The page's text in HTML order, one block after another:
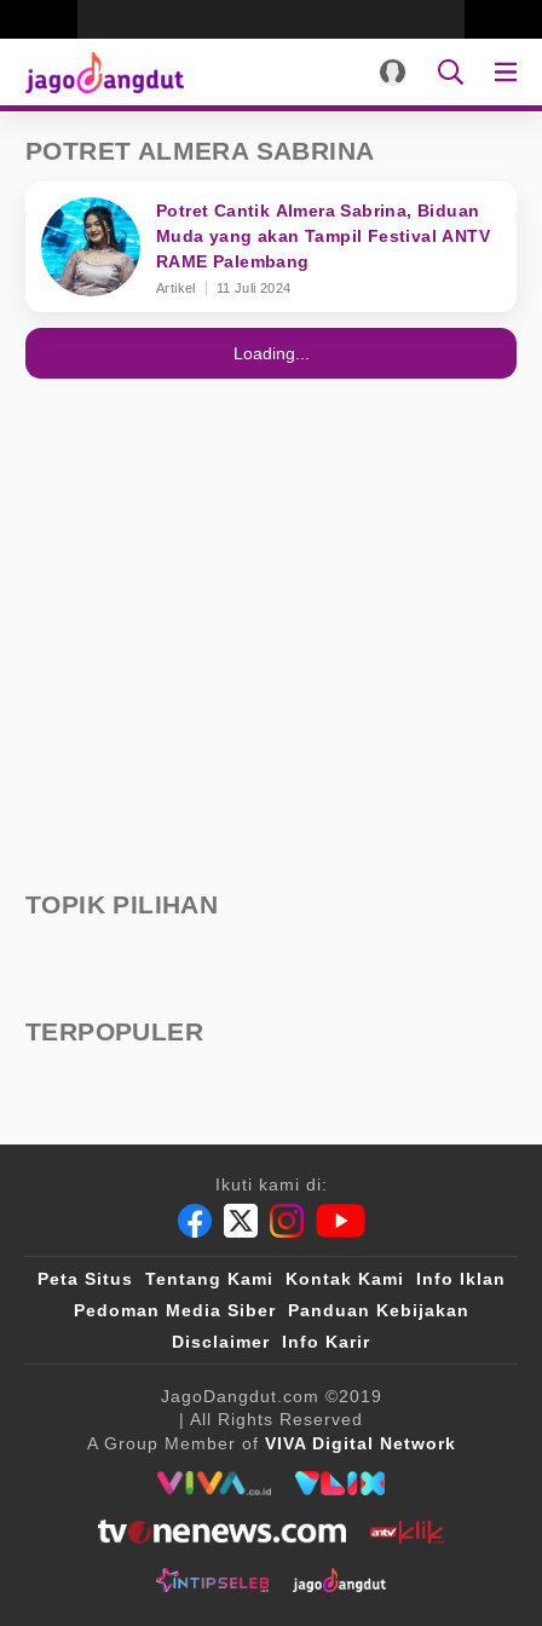
POTRET ALMERA SABRINA
Potret Cantik Almera Sabrina, Biduan
Muda yang akan Tampil Festival ANTV
RAME Palembang
Artikel 11 Juli 2024
Loading...
TOPIK PILIHAN
TERPOPULER
Ikuti kami di:
Peta Situs Tentang Kami Kontak Kami
Info Iklan
Pedoman Media Siber
Panduan Kebijakan
Disclaimer
Info Karir
JagoDangdut.com ©2019
| All Rights Reserved
A Group Member of VIVA Digital Network